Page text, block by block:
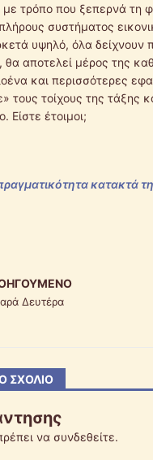
τρόπο που ξεπερνά τη
συστήματος
υψηλό, όλα δείχνουν
θα αποτελεί μέρος της
και περισσότερες
τους τοίχους της τάξης
Είστε έτοιμοι;
κατακτά
Δευτέρα
ΣΧΌΛΙΟ
να συνδεθείτε.